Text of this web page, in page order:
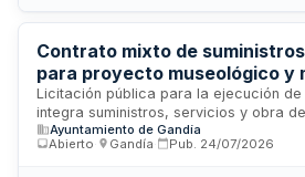
el emprendimiento local.
Contrato mixto de
para proyecto museológico y
Centro de Interpretación
Gandía
Licitación pública para la ejecución de
integra suministros, servicios y obra
del proyecto museológico y
Interpretación Parpalló-Borrell. El
Ayuntamiento de Gandía
Abierto
Gandía Pub. 24/07/2026